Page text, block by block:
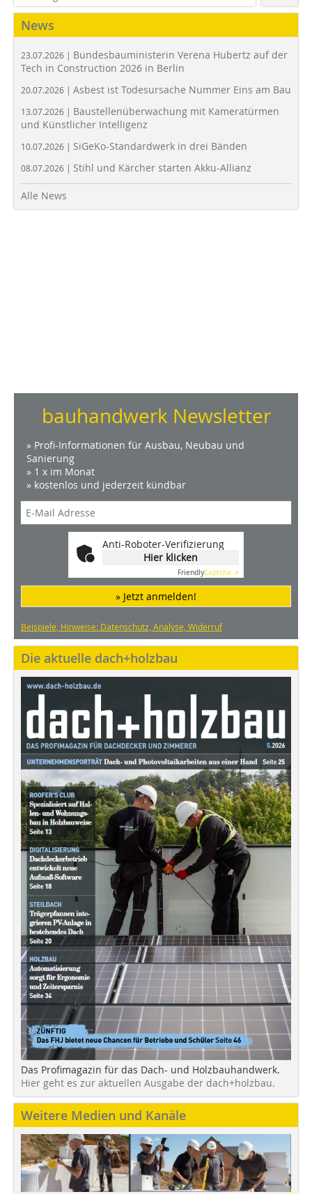
News
23.07.2026 | Bundesbauministerin Verena Hubertz auf der
Tech in Construction 2026 in Berlin
20.07.2026 | Asbest ist Todesursache Nummer Eins am Bau
13.07.2026 | Baustellenüberwachung mit Kameratürmen
und Künstlicher Intelligenz
10.07.2026 | SiGeKo-Standardwerk in drei Bänden
08.07.2026 | Stihl und Kärcher starten Akku-Allianz
Alle News
bauhandwerk Newsletter
» Profi-Informationen für Ausbau, Neubau und
Sanierung
» 1 x im Monat
» kostenlos und jederzeit kündbar
Anti-Roboter-Verifizierung
Hier klicken
FriendlyCaptcha ⇗
» Jetzt anmelden!
Beispiele, Hinweise: Datenschutz, Analyse, Widerruf
Die aktuelle dach+holzbau
Das Profimagazin für das Dach- und Holzbauhandwerk.
Hier geht es zur aktuellen Ausgabe der dach+holzbau.
Weitere Medien und Kanäle